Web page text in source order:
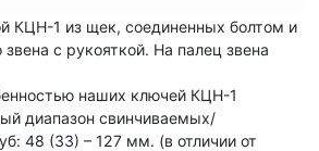
КЦН-1 из щек, соединенных болтом и
с рукояткой. На палец звена
наших ключей КЦН-1
диапазон свинчиваемых/
48 (33) – 127 мм. (в отличии от